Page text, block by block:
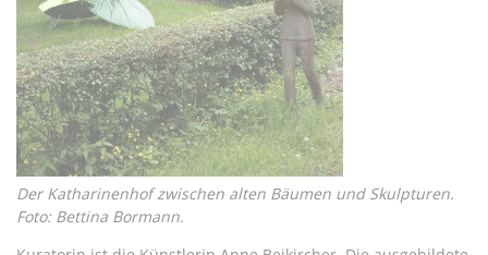
Der Katharinenhof zwischen alten Bäumen und Skulpturen.
Foto: Bettina Bormann.